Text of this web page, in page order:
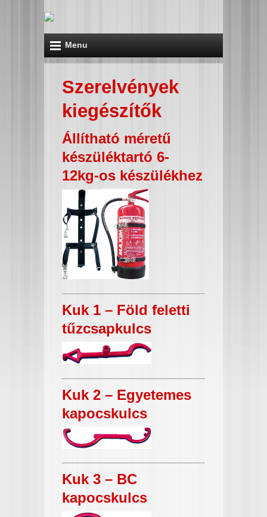
Menu
Szerelvények
kiegészítők
Állítható méretű
készüléktartó 6-
12kg-os készülékhez
Kuk 1 – Föld feletti
tűzcsapkulcs
Kuk 2 – Egyetemes
kapocskulcs
Kuk 3 – BC
kapocskulcs